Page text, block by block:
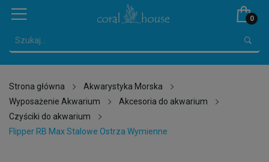
0
Strona główna
Akwarystyka Morska
Wyposażenie Akwarium
Akcesoria do akwarium
Czyściki do akwarium
Flipper RB Max Stalowe Ostrza Wymienne